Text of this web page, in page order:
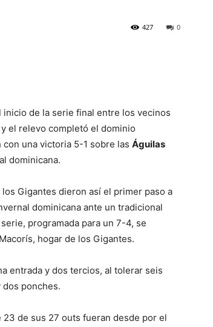
0
427
de la serie final entre los vecinos
el relevo completó el dominio
con una victoria 5-1 sobre las Águilas
dominicana.
Gigantes dieron así el primer paso a
dominicana ante un tradicional
programada para un 7-4, se
hogar de los Gigantes.
entrada y dos tercios, al tolerar seis
ponches.
de sus 27 outs fueran desde por el